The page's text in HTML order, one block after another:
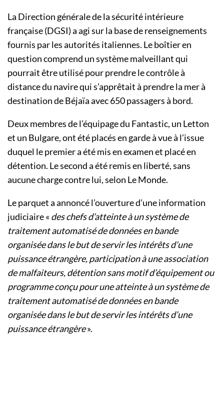
La Direction générale de la sécurité intérieure
française (DGSI) a agi sur la base de renseignements
fournis par les autorités italiennes. Le boîtier en
question comprend un système malveillant qui
pourrait être utilisé pour prendre le contrôle à
distance du navire qui s’apprêtait à prendre la mer à
destination de Béjaïa avec 650 passagers à bord.
Deux membres de l’équipage du Fantastic, un Letton
et un Bulgare, ont été placés en garde à vue à l’issue
duquel le premier a été mis en examen et placé en
détention. Le second a été remis en liberté, sans
aucune charge contre lui, selon Le Monde.
Le parquet a annoncé l’ouverture d’une information
judiciaire « des chefs d’atteinte à un système de
traitement automatisé de données en bande
organisée dans le but de servir les intérêts d’une
puissance étrangère, participation à une association
de malfaiteurs, détention sans motif d’équipement ou
programme conçu pour une atteinte à un système de
traitement automatisé de données en bande
organisée dans le but de servir les intérêts d’une
puissance étrangère».